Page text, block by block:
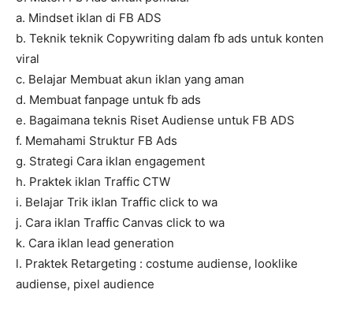
a. Mindset iklan di FB ADS
b. Teknik teknik Copywriting dalam fb ads untuk konten
viral
c. Belajar Membuat akun iklan yang aman
d. Membuat fanpage untuk fb ads
e. Bagaimana teknis Riset Audiense untuk FB ADS
f. Memahami Struktur FB Ads
g. Strategi Cara iklan engagement
h. Praktek iklan Traffic CTW
i. Belajar Trik iklan Traffic click to wa
j. Cara iklan Traffic Canvas click to wa
k. Cara iklan lead generation
l. Praktek Retargeting : costume audiense, looklike
audiense, pixel audience